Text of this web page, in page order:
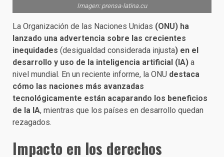
Imagen: prensa-latina.cu
La Organización de las Naciones Unidas (ONU) ha
lanzado una advertencia sobre las crecientes
inequidades (desigualdad considerada injusta) en el
desarrollo y uso de la inteligencia artificial (IA) a
nivel mundial. En un reciente informe, la ONU destaca
cómo las naciones más avanzadas
tecnológicamente están acaparando los beneficios
de la IA, mientras que los países en desarrollo quedan
rezagados.
Impacto en los derechos